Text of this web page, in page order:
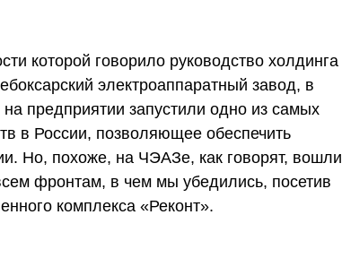
которой говорило руководство холдинга
электроаппаратный завод, в
предприятии запустили одно из самых
в России, позволяющее обеспечить
Но, похоже, на ЧЭАЗе, как говорят, вошли
фронтам, в чем мы убедились, посетив
комплекса «Реконт».